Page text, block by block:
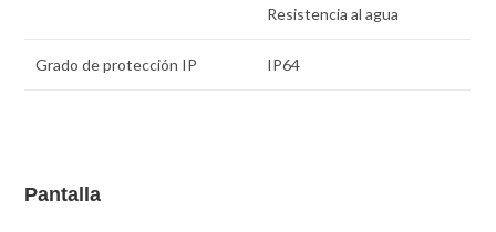
Resistencia al agua
Grado de protección IP IP64
Pantalla